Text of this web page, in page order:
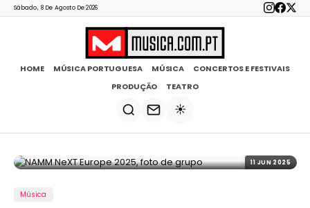
Sábado, 8 De Agosto De 2026
HOME MÚSICA PORTUGUESA MÚSICA
CONCERTOS E FESTIVAIS
PRODUÇÃO
TEATRO
☀️
11 JUN 2025
Música